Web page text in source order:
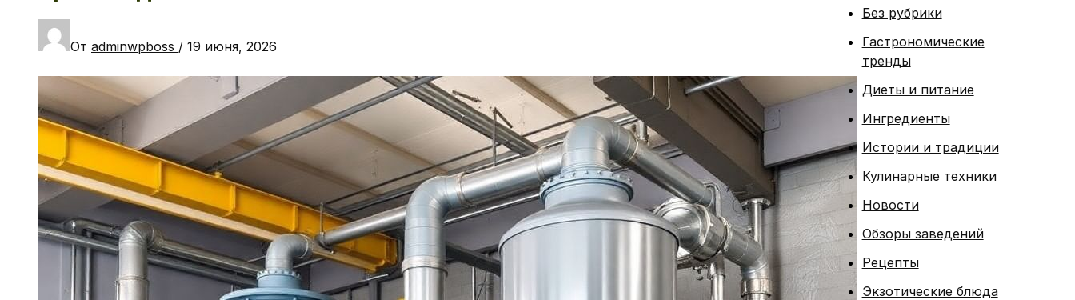
От adminwpboss / 19 июня, 2026
Без рубрики
Гастрономические
тренды
Диеты и питание
Ингредиенты
Истории и традиции
Кулинарные техники
Новости
Обзоры заведений
Рецепты
Экзотические блюда